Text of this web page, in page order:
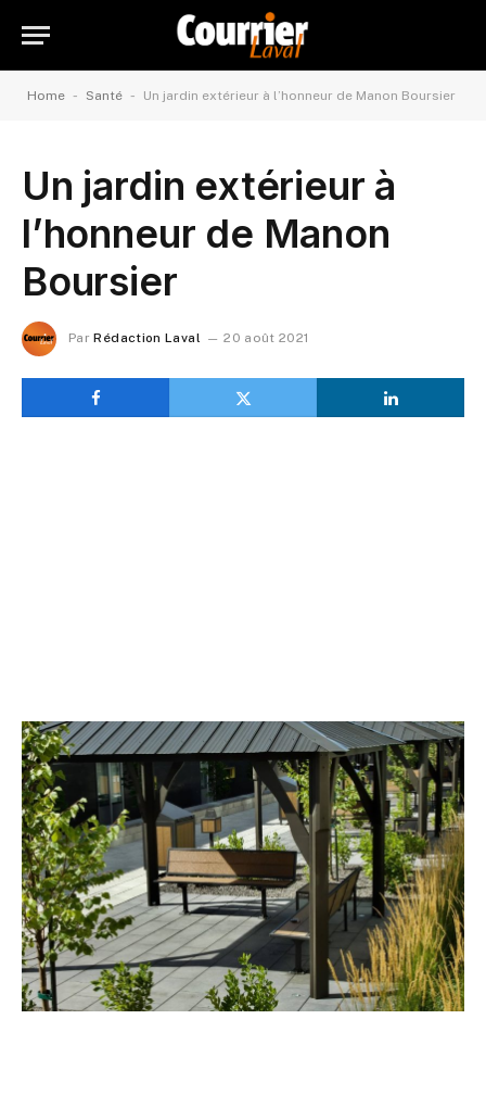
Home - Santé - Un jardin extérieur à l’honneur de Manon Boursier
Un jardin extérieur à
l’honneur de Manon
Boursier
Par Rédaction Laval 20 août 2021